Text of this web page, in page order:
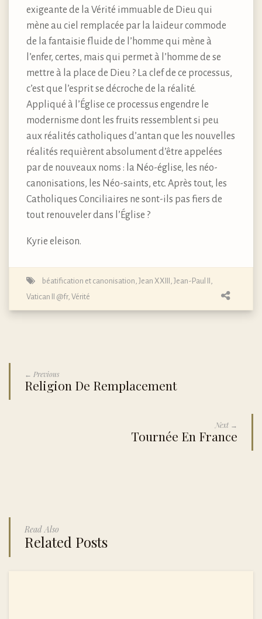
exigeante de la Vérité immuable de Dieu qui
mène au ciel remplacée par la laideur commode
de la fantaisie fluide de l’homme qui mène à
l’enfer, certes, mais qui permet à l’homme de se
mettre à la place de Dieu ? La clef de ce processus,
c’est que l’esprit se décroche de la réalité.
Appliqué à l’Église ce processus engendre le
modernisme dont les fruits ressemblent si peu
aux réalités catholiques d’antan que les nouvelles
réalités requièrent absolument d’être appelées
par de nouveaux noms : la Néo-église, les néo-
canonisations, les Néo-saints, etc. Après tout, les
Catholiques Conciliaires ne sont-ils pas fiers de
tout renouveler dans l’Église ?
Kyrie eleison.
béatification et canonisation Jean XXIII Jean-Paul II
Vatican II @fr, Vérité
← Previous
Religion De Remplacement
Next →
Tournée En France
Read Also
Related Posts